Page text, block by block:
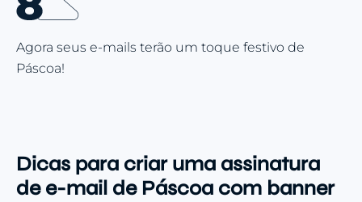
Agora seus e-mails terão um toque festivo de
Páscoa!
Dicas para criar uma assinatura
de e-mail de Páscoa com banner